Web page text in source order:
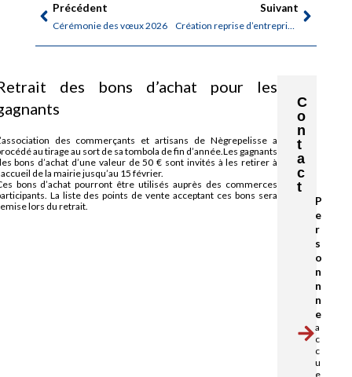
Précédent
Cérémonie des vœux 2026
Suivant
Création reprise d’entreprise artisanale
C
o
n
t
a
c
t
P
e
r
s
o
n
n
n
e
a
c
c
u
e
des bons d’achat pour les
des commerçants et artisans de Nègrepelisse a
au tirage au sort de sa tombola de fin d’année.Les gagnants
bons d’achat d’une valeur de 50 € sont invités à les retirer à
de la mairie jusqu’au 15 février.
bons d’achat pourront être utilisés auprès des commerces
La liste des points de vente acceptant ces bons sera
lors du retrait.